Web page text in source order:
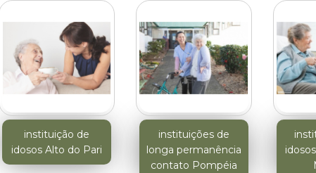
instituição de
idosos Alto do Pari
instituições de
longa permanência
contato Pompéia